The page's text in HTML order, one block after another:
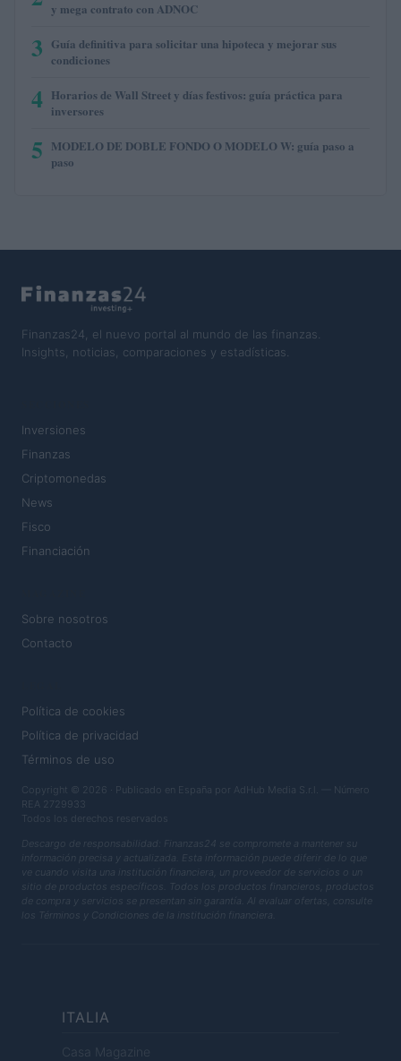
y mega contrato con ADNOC
3 Guía definitiva para solicitar una hipoteca y mejorar sus
condiciones
4 Horarios de Wall Street y días festivos: guía práctica para
inversores
5 MODELO DE DOBLE FONDO O MODELO W: guía paso a
paso
Finanzas24, el nuevo portal al mundo de las finanzas.
Insights, noticias, comparaciones y estadísticas.
Inversiones
Finanzas
Criptomonedas
News
Fisco
Financiación
Sobre nosotros
Contacto
Política de cookies
Política de privacidad
Términos de uso
Copyright © 2026 · Publicado en España por AdHub Media S.r.l. — Número
REA 2729933
Todos los derechos reservados
Descargo de responsabilidad: Finanzas24 se compromete a mantener su
información precisa y actualizada. Esta información puede diferir de lo que
ve cuando visita una institución financiera, un proveedor de servicios o un
sitio de productos específicos. Todos los productos financieros, productos
de compra y servicios se presentan sin garantía. Al evaluar ofertas, consulte
los Términos y Condiciones de la institución financiera.
ITALIA
Casa Magazine